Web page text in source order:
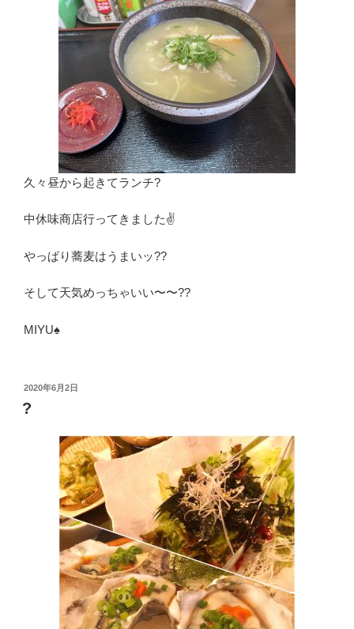
久々昼から起きてランチ?
中休味商店行ってきました✌️
やっぱり蕎麦はうまいッ??
そして天気めっちゃいい〜〜??
MIYU♠︎
投
稿
日:
2020年6月2日
?